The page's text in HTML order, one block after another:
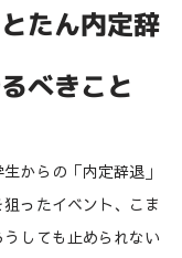
たん内定辞
べきこと
からの「内定辞退」
ったイベント、こま
しても止められない